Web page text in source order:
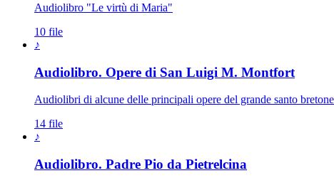
Audiolibro "Le virtù di Maria"
10 file
♪
Audiolibro. Opere di San Luigi M. Montfort
Audiolibri di alcune delle principali opere del grande santo
14 file
♪
Audiolibro. Padre Pio da Pietrelcina